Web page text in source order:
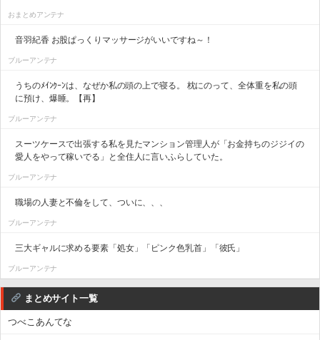
おまとめアンテナ
音羽紀香 お股ぱっくりマッサージがいいですね～！
ブルーアンテナ
うちのﾒｲﾝｸｰﾝは、なぜか私の頭の上で寝る。 枕にのって、全体重を私の頭
に預け、爆睡。【再】
ブルーアンテナ
スーツケースで出張する私を見たマンション管理人が「お金持ちのジジイの
愛人をやって稼いでる」と全住人に言いふらしていた。
ブルーアンテナ
職場の人妻と不倫をして、ついに、、、
ブルーアンテナ
三大ギャルに求める要素「処女」「ピンク色乳首」「彼氏」
ブルーアンテナ
まとめサイト一覧
つべこあんてな